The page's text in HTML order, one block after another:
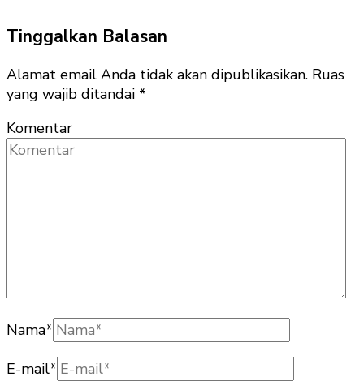
Tinggalkan Balasan
Alamat email Anda tidak akan dipublikasikan. Ruas
yang wajib ditandai *
Komentar
Nama*
E-mail*